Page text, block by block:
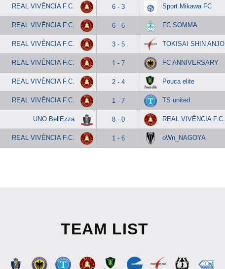
REAL VIVÊNCIA F.C. 6 - 3 Sport Mikawa FC
REAL VIVÊNCIA F.C. 6 - 6 FC SOMMA
REAL VIVÊNCIA F.C. 3 - 5 TOKISAI SHIN ANJO
REAL VIVÊNCIA F.C. 1 - 7 FC ANNIVERSARY
REAL VIVÊNCIA F.C. 2 - 4 Pouca elite
REAL VIVÊNCIA F.C. 1 - 7 TS united
UNO BellEzza 8 - 0 REAL VIVÊNCIA F.C.
REAL VIVÊNCIA F.C. 1 - 6 oWn_NAGOYA
TEAM LIST